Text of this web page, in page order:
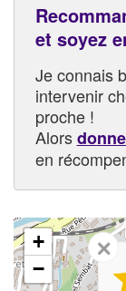
et soyez
Je connais
intervenir
proche !
Alors
en
+
−
✕